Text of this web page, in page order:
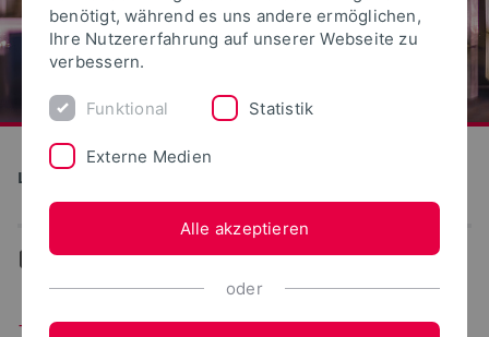
Landwirtschaft, Lebensmittel, Gesundheit
... Zulassung
benötigt, während es uns andere ermöglichen,
Ihre Nutzererfahrung auf unserer Webseite zu
verbessern.
Funktional Statistik
Externe Medien
Alle akzeptieren
oder